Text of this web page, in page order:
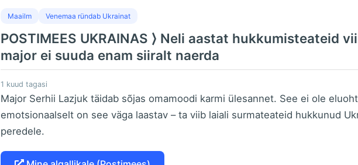
Maailm Venemaa ründab Ukrainat
POSTIMEES UKRAINAS ⟩ Neli aastat hukkumisteateid
major ei suuda enam siiralt naerda
1 kuud tagasi
Major Serhii Lazjuk täidab sõjas omamoodi karmi ülesannet. See ei ole
emotsionaalselt on see väga laastav – ta viib laiali surmateateid hukkunud
peredele.